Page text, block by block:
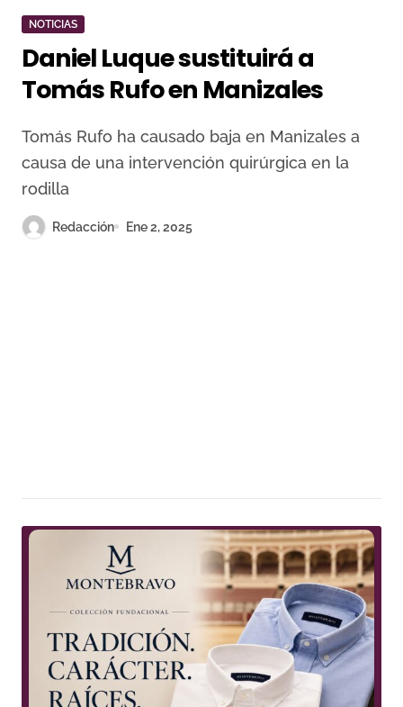
NOTICIAS
Daniel Luque sustituirá a
Tomás Rufo en Manizales
Tomás Rufo ha causado baja en Manizales a
causa de una intervención quirúrgica en la
rodilla
Redacción Ene 2, 2025